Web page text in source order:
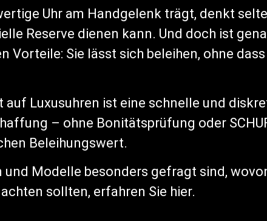
Uhr am Handgelenk trägt, denkt
Reserve dienen kann. Und doch ist
Vorteile: Sie lässt sich beleihen, ohne
auf Luxusuhren ist eine schnelle und
– ohne Bonitätsprüfung oder
Beleihungswert.
und Modelle besonders gefragt sind,
sollten, erfahren Sie hier.